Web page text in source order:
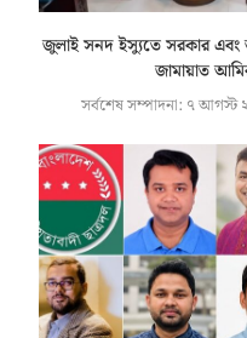
জুলাই সনদ ইস্যুতে সরকার
জামায়াত
সর্বশেষ সম্পাদনা: ৭ আগস্ট